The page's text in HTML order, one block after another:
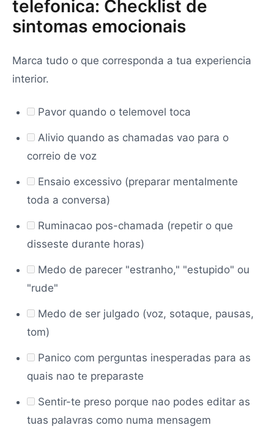
telefonica: Checklist de
sintomas emocionais
Marca tudo o que corresponda a tua experiencia
interior.
Pavor quando o telemovel toca
Alivio quando as chamadas vao para o
correio de voz
Ensaio excessivo (preparar mentalmente
toda a conversa)
Ruminacao pos-chamada (repetir o que
disseste durante horas)
Medo de parecer "estranho," "estupido" ou
"rude"
Medo de ser julgado (voz, sotaque, pausas,
tom)
Panico com perguntas inesperadas para as
quais nao te preparaste
Sentir-te preso porque nao podes editar as
tuas palavras como numa mensagem